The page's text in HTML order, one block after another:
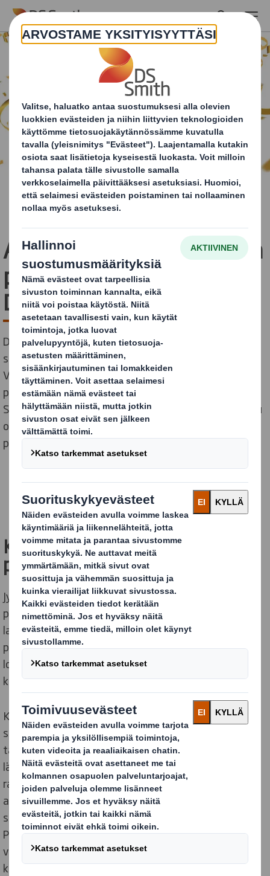
Skip to main content
Arvostettu pohjoismainen
pakkauspalkinto jälleen
DS Smithille Suomeen
DS Smithin pakkaussuunnittelun voittokulku jatkuu,
sillä Tampereella työskentelevä suunnittelija Jyrki
Valkama on voittanut jälleen pohjoismaisen
pakkaussuunnittelukilpailun ScanStar -palkinnon. DS
Smithin suunnittelutiimin tekemä pakkaussuunnittelu
on näin ollen palkittu kilpailussa jo neljännen kerran
peräkkäin.
Kierrätyskontti juomien
palautuspakkauksille
Jyrki Valkaman suunnittelema kierrätyskontti juomien
palautuspakkauksille on suunniteltu sopivan EUR-
lavalle. Tyhjänä, ennen käyttöä se menee litteäksi
pieneen tilaan, mikä mahdollistaa tehokkaan
logistiikan ja varastoinnin säästäen merkittävästi
kustannuksissa.
Kontin avaaminen vie aikaa vain alle 30 sekuntia, kun
se nostetaan helposti auki ja lukitaan läpät
taittamalla. Kontin pohja on valmiiksi suljettu, joten
läppien lukituksen jälkeen se on valmis käyttöön. Uusi
rakenne on merkittävästi nopeampi käyttää kuin
aiemmin käytössä ollut ratkaisu, lisäksi se sopii
suoraan EUR-lavalle toisin kuin aiempi kierrätyskontti.
Pakkauksen painopintaa on hyödynnetty
viestintäkanavana, jossa kierrätyskontin käyttöohje
kulkee aina sen mukana.